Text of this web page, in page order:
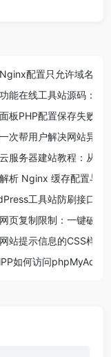
禁用与
配置只允许域名访
办？一键检测与批量清
能在线工具站源码：后
板PHP配置保存失败？
次帮用户解决网站异常
服务器建站教程：从购
+ JS 示例代码分享
析 Nginx 缓存配置与
成因、排查与解决方案
工具站防刷接口
清理无效标签，提升网
页复制限制：一键破解
用脚本解析
2025-09-
站提示信息的CSS样式
加密工具导流弹窗实现
如何访问